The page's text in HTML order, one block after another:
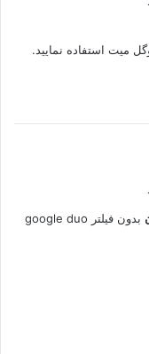
بدون فیلتر google duo